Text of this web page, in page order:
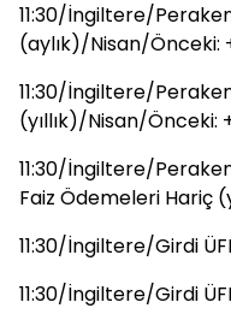
11:30/İngiltere/
(aylık)/Nisan/Önceki:
11:30/İngiltere/
(yıllık)/Nisan/Önceki:
11:30/İngiltere/
Faiz Ödemeleri Hariç
11:30/İngiltere/Girdi
11:30/İngiltere/Girdi